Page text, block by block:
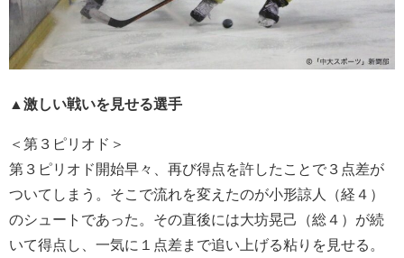
▲激しい戦いを見せる選手
＜第３ピリオド＞
第３ピリオド開始早々、再び得点を許したことで３点差が
ついてしまう。そこで流れを変えたのが小形諒人（経４）
のシュートであった。その直後には大坊晃己（総４）が続
いて得点し、一気に１点差まで追い上げる粘りを見せる。